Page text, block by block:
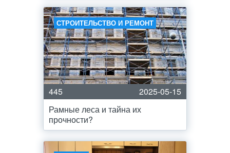
СТРОИТЕЛЬСТВО И РЕМОНТ
445
2025-05-15
Рамные леса и тайна их
прочности?